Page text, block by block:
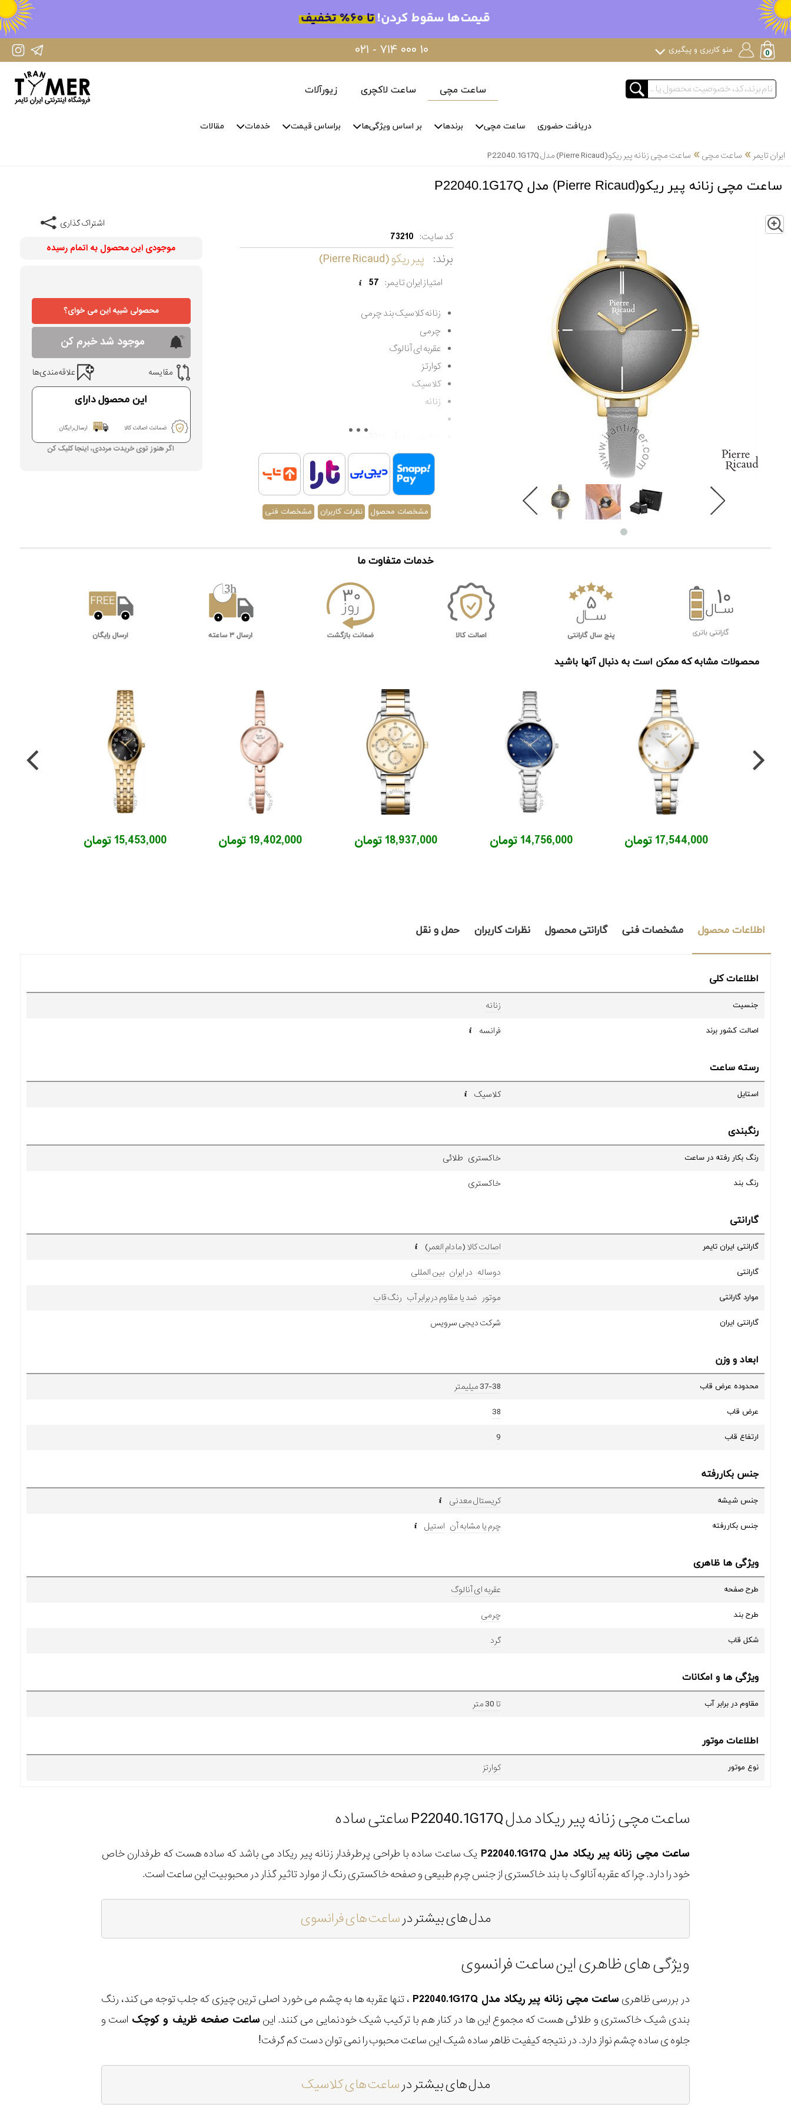
IranTimer Instagram Page ۰۲۱ - ۷۱۴ ۰۰۰ ۱۰ منو کاربری و پیگیری
ساعت مچی ساعت لاکچری زیورآلات
دریافت حضوری ساعت مچی برندها بر اساس ویژگی‌ها براساس قیمت خدمات مقالات
ایران تایمر » ساعت مچی» ساعت مچی زنانه پیر ریکو(Pierre Ricaud) مدل P22040.1G17Q
ساعت مچی زنانه پیر ریکو(Pierre Ricaud) مدل P22040.1G17Q
کد سایت: 73210
برند: پیر ریکو (Pierre Ricaud)
امتیاز ایران تایمر: 57
زنانه کلاسیک بند چرمی
چرمی
عقربه ای آنالوگ
کوارتز
کلاسیک
زنانه
اصالت کشور فرانسه
گارانتی مادام العمر اصالت کالا
مشخصات محصول نظرات کاربران مشخصات فنی
اشتراک گذاری
موجودی این محصول به اتمام رسیده
محصولی شبیه این می خوای؟
موجود شد خبرم کن
مقایسه علاقه‌مندی‌ها
این محصول دارای
ضمانت اصالت کالا ارسال رایگان
اگر هنوز توی خریدت مرددی، اینجا کلیک کن
خدمات متفاوت ما
محصولات مشابه که ممکن است به دنبال آنها باشید
15,453,000 تومان 19,402,000 تومان 18,937,000 تومان 14,756,000 تومان 17,544,000 تومان
اطلاعات محصول مشخصات فنی گارانتی محصول نظرات کاربران حمل و نقل
اطلاعات کلی
جنسیت زنانه
اصالت کشور برند فرانسه
رسته ساعت
استایل کلاسیک
رنگبندی
رنگ بکار رفته در ساعت خاکستری طلائی
رنگ بند خاکستری
گارانتی
گارانتی ایران تایمر اصالت کالا (مادام العمر)
گارانتی دوساله در ایران بین المللی
موارد گارانتی موتور ضد یا مقاوم در برابر آب رنگ قاب
گارانتی ایران شرکت دیجی سرویس
ابعاد و وزن
محدوده عرض قاب 37-38 میلیمتر
عرض قاب 38
ارتفاع قاب 9
جنس بکاررفته
جنس شیشه کریستال معدنی
جنس بکاررفته چرم یا مشابه آن استیل
ویژگی ها ظاهری
طرح صفحه عقربه ای آنالوگ
طرح بند چرمی
شکل قاب گرد
ویژگی ها و امکانات
مقاوم در برابر آب تا 30 متر
اطلاعات موتور
نوع موتور کوارتز
ساعت مچی زنانه پیر ریکاد مدل P22040.1G17Q ساعتی ساده
ساعت مچی زنانه پیر ریکاد مدل P22040.1G17Q
یک ساعت ساده با طراحی پرطرفدار زنانه پیر ریکاد می باشد که ساده هست که طرفدارن خاص
خود را دارد. چرا که عقربه آنالوگ با بند خاکستری از جنس چرم طبیعی و صفحه خاکستری رنگ از موارد تاثیر گذار در محبوبیت این ساعت است.
مدل های بیشتر درساعت های فرانسوی
ویژگی های ظاهری این ساعت فرانسوی
در بررسی ظاهری ساعت مچی زنانه پیر ریکاد مدل P22040.1G17Q
، تنها عقربه ها به چشم می خورد اصلی ترین چیزی که جلب توجه می کند، رنگ
بندی شیک خاکستری و طلائی هست که مجموع این ها در کنار هم با ترکیب شیک خودنمایی می کنند. این ساعت صفحه ظریف و کوچک است و
جلوه ی ساده چشم نواز دارد. در نتیجه کیفیت ظاهر ساده شیک این ساعت محبوب را نمی توان دست کم گرفت!
مدل های بیشتر درساعت های کلاسیک